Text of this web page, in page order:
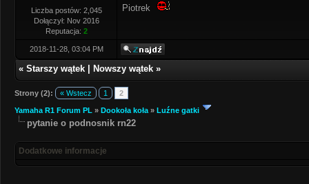
Liczba postów: 2,045
Dołączył: Nov 2016
Reputacja: 2
Piotrek
2018-11-28, 03:04 PM
« Starszy wątek Nowszy wątek »
Strony (2): « Wstecz 1 2
Yamaha R1 Forum PL » Dookoła koła » Luźne gatki
pytanie o podnosnik rn22
Dodatkowe informacje